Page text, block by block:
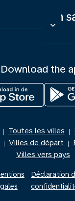
En
keyboard_arrow_down
Download the
| Toutes les villes |
| Villes de départ |
Villes vers pays
Déclaration